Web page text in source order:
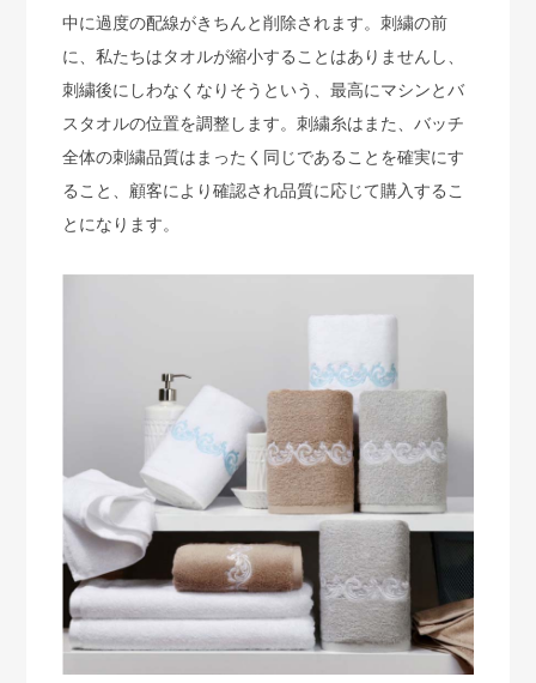
中に過度の配線がきちんと削除されます。刺繍の前
に、私たちはタオルが縮小することはありませんし、
刺繍後にしわなくなりそうという、最高にマシンとバ
スタオルの位置を調整します。刺繍糸はまた、バッチ
全体の刺繍品質はまったく同じであることを確実にす
ること、顧客により確認され品質に応じて購入するこ
とになります。